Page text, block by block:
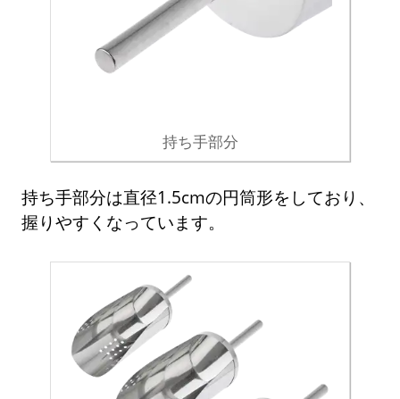
持ち手部分
持ち手部分は直径1.5cmの円筒形をしており、
握りやすくなっています。